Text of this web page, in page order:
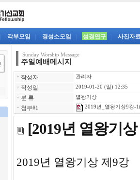
각부모임 경성소모임 성경연구 사진자
Sunday Worship Message
주일예배메시지
ㆍ 작성자 관리자
ㆍ 작성일 2019-01-20 (일) 12:35
ㆍ 분 류 열왕기상
ㆍ 첨부#1 2019년_열왕기상9강-
[2019년 열왕기
2019년 열